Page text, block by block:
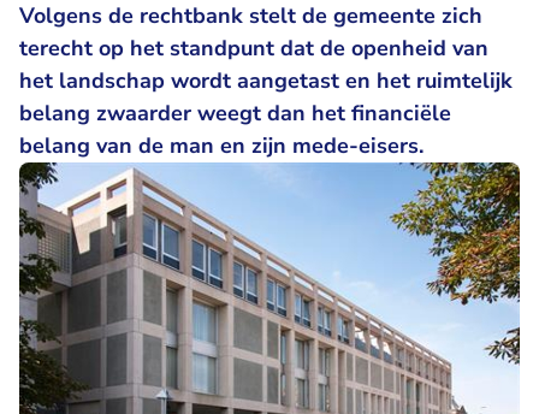
Volgens de rechtbank stelt de gemeente zich
terecht op het standpunt dat de openheid van
het landschap wordt aangetast en het ruimtelijk
belang zwaarder weegt dan het financiële
belang van de man en zijn mede-eisers.